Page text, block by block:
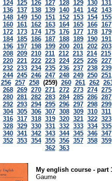
124 125 126 127 128 129 130 131
136 137 138 139 140 141 142 143
148 149 150 151 152 153 154 155
160 161 162 163 164 165 166 167
172 173 174 175 176 177 178 179
184 185 186 187 188 189 190 191
196 197 198 199 200 201 202 203
208 209 210 211 212 213 214 215
220 221 222 223 224 225 226 227
232 233 234 235 236 237 238 239
244 245 246 247 248 249 250 251
256 257 258 (259) 260 261 262
268 269 270 271 272 273 274 275
280 281 282 283 284 285 286 287
292 293 294 295 296 297 298 299
304 305 306 307 308 309 310 311
316 317 318 319 320 321 322 323
328 329 330 331 332 333 334 335
340 341 342 343 344 345 346 347
352 353 354 355 356 357 358 359
362 363
My english course - part
Gaume